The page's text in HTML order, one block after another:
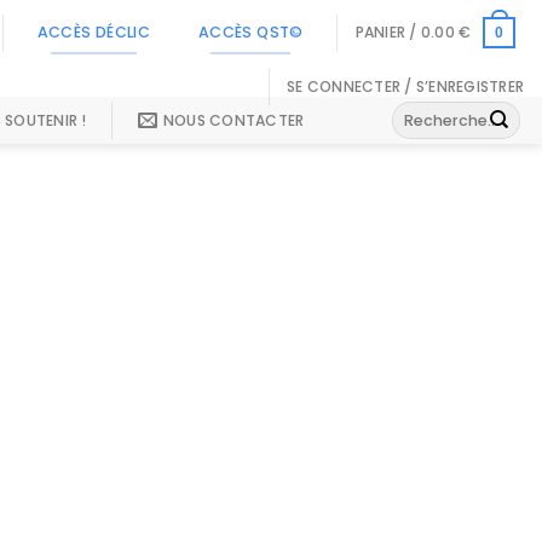
ACCÈS DÉCLIC ACCÈS QST© PANIER / 0.00 € 0
SE CONNECTER / S’ENREGISTRER
!
NOUS CONTACTER
Recherche
pour :